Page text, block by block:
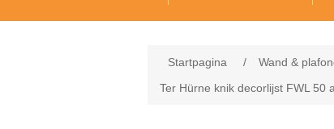
Startpagina / Wand &
Ter Hürne knik decorlijst FWL 50